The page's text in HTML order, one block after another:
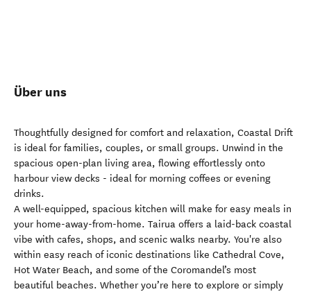
Über uns
Thoughtfully designed for comfort and relaxation, Coastal Drift
is ideal for families, couples, or small groups. Unwind in the
spacious open-plan living area, flowing effortlessly onto
harbour view decks - ideal for morning coffees or evening
drinks.
A well-equipped, spacious kitchen will make for easy meals in
your home-away-from-home. Tairua offers a laid-back coastal
vibe with cafes, shops, and scenic walks nearby. You're also
within easy reach of iconic destinations like Cathedral Cove,
Hot Water Beach, and some of the Coromandel’s most
beautiful beaches. Whether you’re here to explore or simply